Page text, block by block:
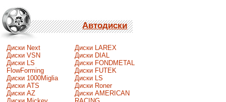
Автодиски
Диски Next
Диски VSN
Диски LS
FlowForming
Диски 1000Miglia
Диски ATS
Диски AZ
Диски LAREX
Диски DIAL
Диски FONDMETAL
Диски FUTEK
Диски LS
Диски Roner
Диски AMERICAN